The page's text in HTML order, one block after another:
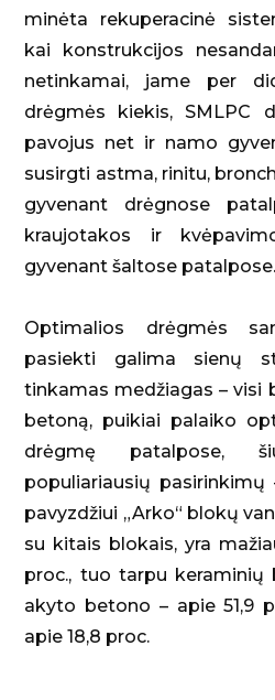
minėta rekuperacinė
kai konstrukcijos
netinkamai, jame per
drėgmės kiekis, SMLPC
pavojus net ir namo
susirgti astma, rinitu,
gyvenant drėgnose
kraujotakos ir
gyvenant šaltose patalpose.
Optimalios drėgmės
pasiekti galima sienų
tinkamas medžiagas – visi
betoną, puikiai palaiko
drėgmę patalpose,
populiariausių
pavyzdžiui „Arko“ blokų
su kitais blokais, yra
proc., tuo tarpu keraminių
akyto betono – apie 51,9
apie 18,8 proc.